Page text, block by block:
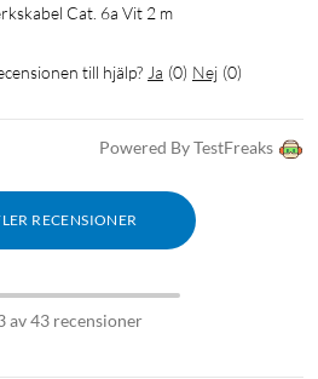
Cat. 6a Vit 2 m
till hjälp? Ja (0) Nej (0)
Powered By TestFreaks
RECENSIONER
av 43 recensioner